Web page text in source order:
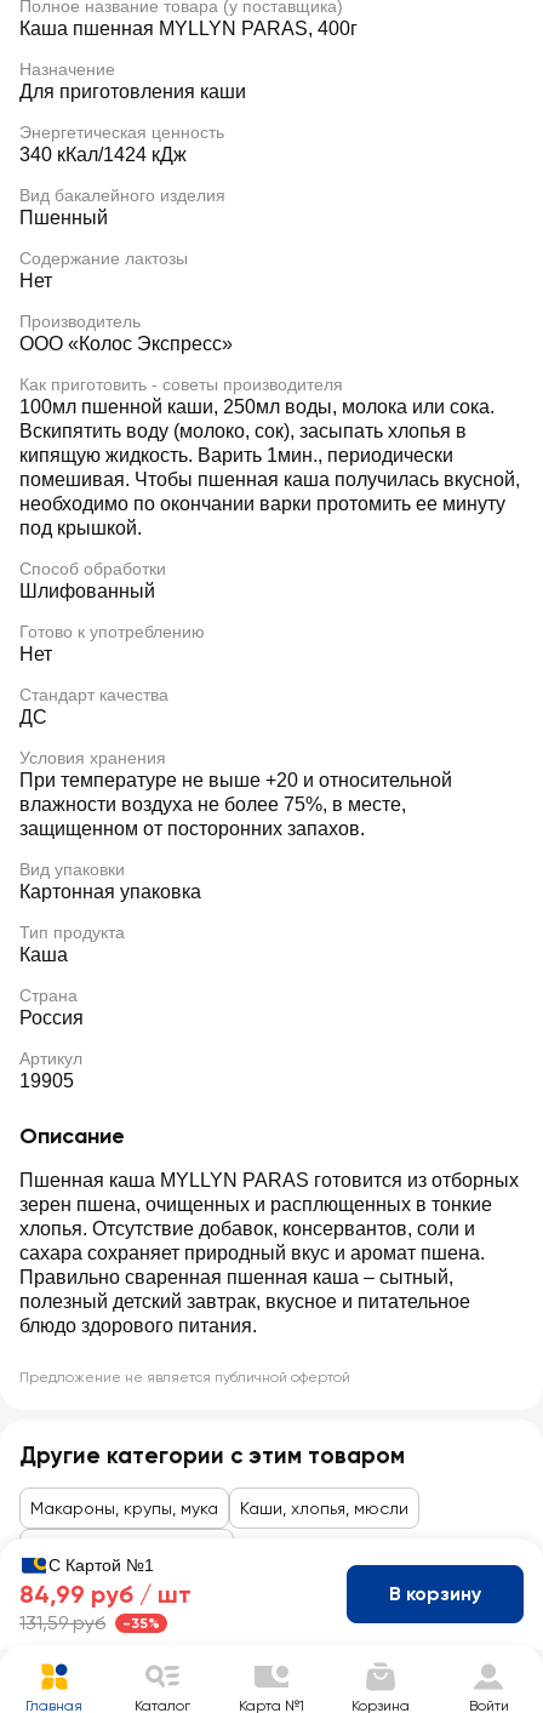
Полное название товара (у поставщика)
Каша пшенная MYLLYN PARAS, 400г
Назначение
Для приготовления каши
Энергетическая ценность
340 кКал/1424 кДж
Вид бакалейного изделия
Пшенный
Содержание лактозы
Нет
Производитель
ООО «Колос Экспресс»
Как приготовить - советы производителя
100мл пшенной каши, 250мл воды, молока или сока.
Вскипятить воду (молоко, сок), засыпать хлопья в
кипящую жидкость. Варить 1мин., периодически
помешивая. Чтобы пшенная каша получилась вкусной,
необходимо по окончании варки протомить ее минуту
под крышкой.
Способ обработки
Шлифованный
Готово к употреблению
Нет
Стандарт качества
ДС
Условия хранения
При температуре не выше +20 и относительной
влажности воздуха не более 75%, в месте,
защищенном от посторонних запахов.
Вид упаковки
Картонная упаковка
Тип продукта
Каша
Страна
Россия
Артикул
19905
Описание
Пшенная каша MYLLYN PARAS готовится из отборных
зерен пшена, очищенных и расплющенных в тонкие
хлопья. Отсутствие добавок, консервантов, соли и
сахара сохраняет природный вкус и аромат пшена.
Правильно сваренная пшенная каша – сытный,
полезный детский завтрак, вкусное и питательное
блюдо здорового питания.
Предложение не является публичной офертой
Другие категории с этим товаром
Макароны, крупы, мука Каши, хлопья, мюсли
С Картой №1
84,99 руб / шт
131,59 руб -35%
В корзину
Главная Каталог Карта №1 Корзина Войти